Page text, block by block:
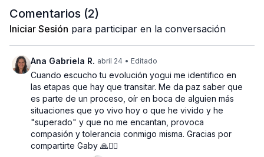
Comentarios (2)
Iniciar Sesión para participar en la conversación
Ana Gabriela R. abril 24 • Editado
Cuando escucho tu evolución yogui me identifico en
las etapas que hay que transitar. Me da paz saber que
es parte de un proceso, oír en boca de alguien más
situaciones que yo vivo hoy o que he vivido y he
"superado" y que no me encantan, provoca
compasión y tolerancia conmigo misma. Gracias por
compartirte Gaby 🙏🧘‍♀️